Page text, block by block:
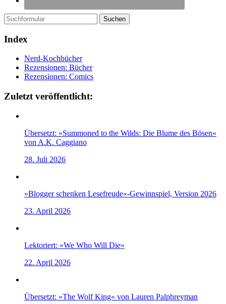
Suchen
Index
Nerd-Kochbücher
Rezensionen: Bücher
Rezensionen: Comics
Zuletzt veröffentlicht:
Übersetzt: »Summoned to the Wilds: Die Blume des Bösen«
von A.K. Caggiano
28. Juli 2026
»Blogger schenken Lesefreude«-Gewinnspiel, Version 2026
23. April 2026
Lektoriert: »We Who Will Die«
22. April 2026
Übersetzt: »The Wolf King« von Lauren Palphreyman